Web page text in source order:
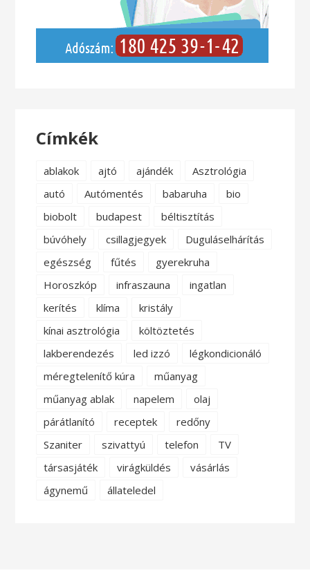
Címkék
ablakok ajtó ajándék
Asztrológia
autó
Autómentés babaruha
bio
biobolt
budapest
béltisztítás
búvóhely
csillagjegyek
Duguláselhárítás
egészség
fűtés
gyerekruha
Horoszkóp
infraszauna
ingatlan
kerítés
klíma
kristály
kínai asztrológia
költöztetés
lakberendezés
led izzó
légkondicionáló
méregtelenítő kúra
műanyag
műanyag ablak
napelem
olaj
párátlanító
receptek
redőny
Szaniter
szivattyú telefon
TV
társasjáték
virágküldés
vásárlás
ágynemű
állateledel